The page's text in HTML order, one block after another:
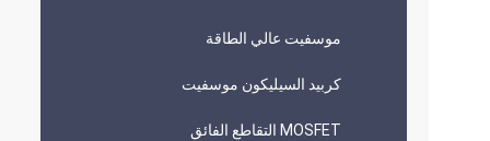
موسفيت عالي الطاقة
كربيد السيليكون موسفيت
MOSFET التقاطع الفائق